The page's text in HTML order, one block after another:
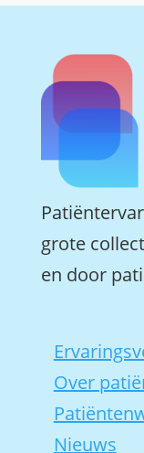
grote
en door
Over
Nieuws